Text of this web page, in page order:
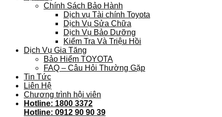
Chính Sách Bảo Hành
Dịch vụ Tài chính Toyota
Dịch Vụ Sửa Chữa
Dịch Vụ Bảo Dưỡng
Kiểm Tra Và Triệu Hồi
Dịch Vụ Gia Tăng
Bảo Hiểm TOYOTA
FAQ – Câu Hỏi Thường Gặp
Tin Tức
Liên Hệ
Chương trình hội viên
Hotline: 1800 3372
Hotline: 0912 90 90 39